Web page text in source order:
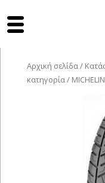
Αρχική σελίδα/
κατηγορία/